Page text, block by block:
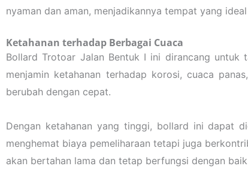
nyaman dan aman, menjadikannya tempat yang
Ketahanan terhadap Berbagai Cuaca
Bollard Trotoar Jalan Bentuk I ini dirancang untuk
menjamin ketahanan terhadap korosi, cuaca
berubah dengan cepat.
Dengan ketahanan yang tinggi, bollard ini dapat
menghemat biaya pemeliharaan tetapi juga
akan bertahan lama dan tetap berfungsi dengan